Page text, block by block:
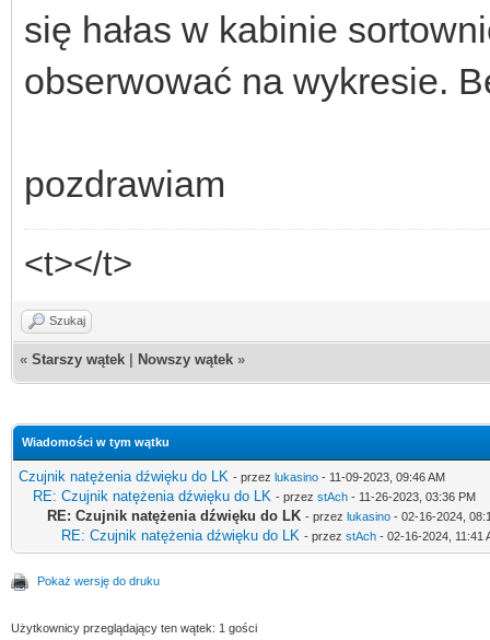
się hałas w kabinie
obserwować na wykresie.
pozdrawiam
<t></t>
Szukaj
« Starszy wątek Nowszy wątek »
Wiadomości w tym wątku
Czujnik natężenia dźwięku do LK - przez lukasino - 11-09-2023, 09:46 AM
RE: Czujnik natężenia dźwięku do LK - przez stAch - 11-26-2023, 03:36 PM
RE: Czujnik natężenia dźwięku do LK - przez lukasino - 02-16-2024,
RE: Czujnik natężenia dźwięku do LK - przez stAch - 02-16-2024, 11:41
Pokaż wersję do druku
Użytkownicy przeglądający ten wątek: 1 gości